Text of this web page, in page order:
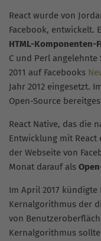
React wurde von
Facebook, entwickelt.
HTML-Komponenten-
C und Perl angelehnte
2011 auf Facebooks
Jahr 2012 eingesetzt.
Open-Source
React Native, das die
Entwicklung mit
der Webseite von
Monat darauf als
Im April 2017 kündigte
Kernalgorithmus der
von
Kernalgorithmus